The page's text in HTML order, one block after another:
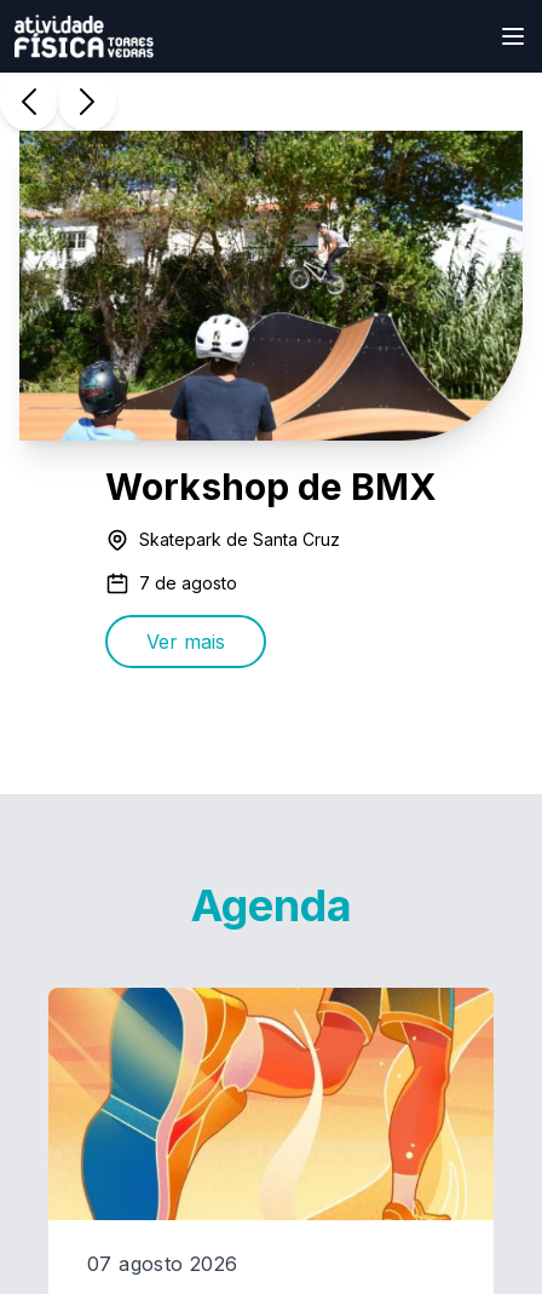
Workshop de BMX
Skatepark de Santa Cruz
7 de agosto
Ver mais
Agenda
07 agosto 2026